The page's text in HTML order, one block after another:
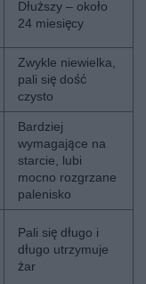
Dłuższy – około
24 miesięcy
Zwykle niewielka,
pali się dość
czysto
Bardziej
wymagające na
starcie, lubi
mocno rozgrzane
palenisko
Pali się długo i
długo utrzymuje
żar